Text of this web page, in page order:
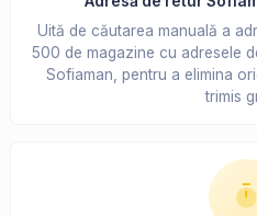
Uită de căutarea manuală a
500 de magazine cu adresele
Sofiaman, pentru a elimina
trimis